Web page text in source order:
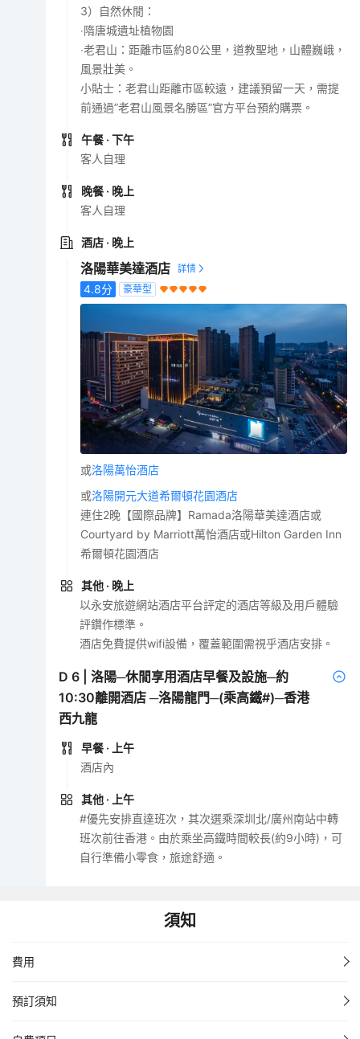
3）自然休閒：
‧隋唐城遺址植物園
‧老君山：距離市區約80公里，道教聖地，山體巍峨，
風景壯美。
小貼士：老君山距離市區較遠，建議預留一天，需提
前通過”老君山風景名勝區”官方平台預約購票。
午餐 · 下午
客人自理
晚餐 · 晚上
客人自理
酒店 · 晚上
洛陽華美達酒店
4.8分 豪華型
或洛陽萬怡酒店
或洛陽開元大道希爾頓花園酒店
連住2晚【國際品牌】Ramada洛陽華美達酒店或
Courtyard by Marriott萬怡酒店或Hilton Garden Inn
希爾頓花園酒店
其他 · 晚上
以永安旅遊網站酒店平台評定的酒店等級及用戶體驗
評鑽作標準。
酒店免費提供wifi設備，覆蓋範圍需視乎酒店安排。
D6 |洛陽─休閒享用酒店早餐及設施─約
10:30離開酒店 ─洛陽龍門─(乘高鐵#)─香港
西九龍
早餐 · 上午
酒店內
其他 · 上午
#優先安排直達班次，其次選乘深圳北/廣州南站中轉
班次前往香港。由於乘坐高鐵時間較長(約9小時)，可
自行準備小零食，旅途舒適。
須知
費用
預訂須知